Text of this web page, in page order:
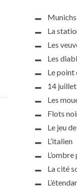
Munichs
La
Les
Les
Le point
14 juillet
Les
Flots
Le jeu
L’italien
La cité